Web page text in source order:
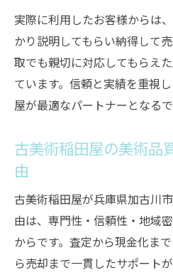
実際に利用したお客様からは
かり説明してもらい納得して
取でも親切に対応してもらえ
ています。信頼と実績を重視
屋が最適なパートナーとなるで
古美術稲田屋の美術品
由
古美術稲田屋が兵庫県加古川
由は、専門性・信頼性・地域
からです。査定から現金化ま
ら売却まで一貫したサポート